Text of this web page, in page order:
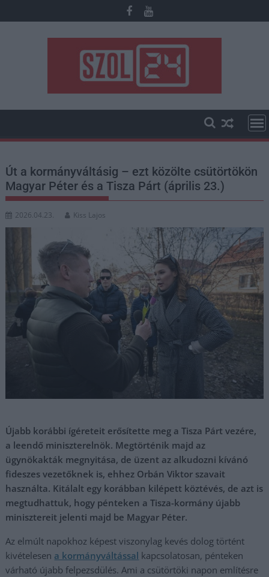
to
Út a kormányváltásig – ezt közölte csütörtökön
Magyar Péter és a Tisza Párt (április 23.)
2026.04.23. Kiss Lajos
Újabb korábbi ígéreteit erősítette meg a Tisza Párt vezére,
a leendő miniszterelnök. Megtörténik majd az
ügynökakták megnyitása, de üzent az alkudozni kívánó
fideszes vezetőknek is, ehhez Orbán Viktor szavait
használta. Kitálalt egy korábban kilépett köztévés, de azt is
megtudhattuk, hogy pénteken a Tisza-kormány újabb
minisztereit jelenti majd be Magyar Péter.
Az elmúlt napokhoz képest viszonylag kevés dolog történt
kivételesen a kormányváltással kapcsolatosan, pénteken
várható újabb felpezsdülés. Ami a csütörtöki napon említésre